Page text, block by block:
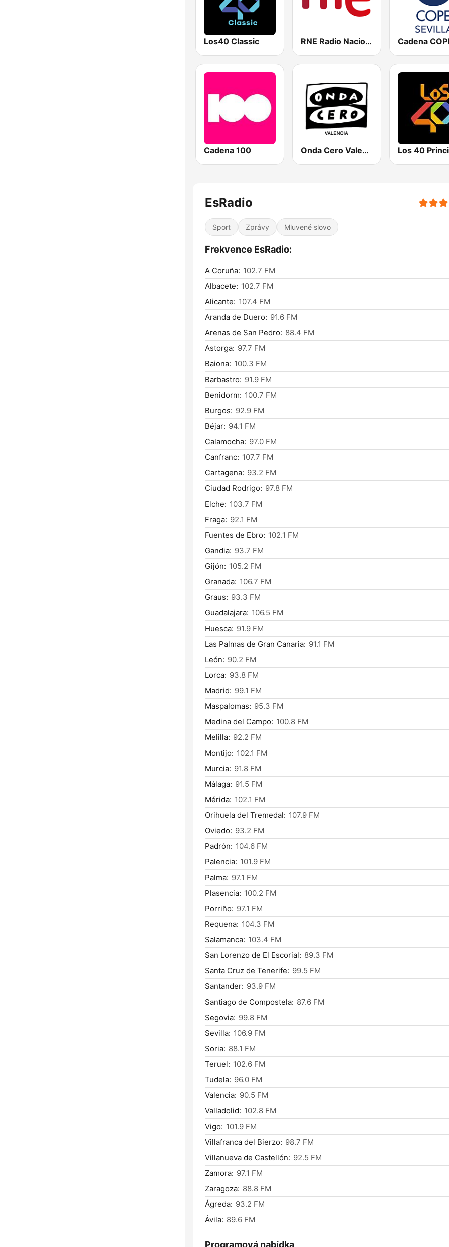
Los40 Classic RNE Radio Nacional
Cadena 100 Onda Cero Valencia
EsRadio
Sport Zprávy Mluvené slovo
Frekvence EsRadio:
A Coruña: 102.7 FM
Albacete: 102.7 FM
Alicante: 107.4 FM
Aranda de Duero: 91.6 FM
Arenas de San Pedro: 88.4 FM
Astorga: 97.7 FM
Baiona: 100.3 FM
Barbastro: 91.9 FM
Benidorm: 100.7 FM
Burgos: 92.9 FM
Béjar: 94.1 FM
Calamocha: 97.0 FM
Canfranc: 107.7 FM
Cartagena: 93.2 FM
Ciudad Rodrigo: 97.8 FM
Elche: 103.7 FM
Fraga: 92.1 FM
Fuentes de Ebro: 102.1 FM
Gandia: 93.7 FM
Gijón: 105.2 FM
Granada: 106.7 FM
Graus: 93.3 FM
Guadalajara: 106.5 FM
Huesca: 91.9 FM
Las Palmas de Gran Canaria: 91.1 FM
León: 90.2 FM
Lorca: 93.8 FM
Madrid: 99.1 FM
Maspalomas: 95.3 FM
Medina del Campo: 100.8 FM
Melilla: 92.2 FM
Montijo: 102.1 FM
Murcia: 91.8 FM
Málaga: 91.5 FM
Mérida: 102.1 FM
Orihuela del Tremedal: 107.9 FM
Oviedo: 93.2 FM
Padrón: 104.6 FM
Palencia: 101.9 FM
Palma: 97.1 FM
Plasencia: 100.2 FM
Porriño: 97.1 FM
Requena: 104.3 FM
Salamanca: 103.4 FM
San Lorenzo de El Escorial: 89.3 FM
Santa Cruz de Tenerife: 99.5 FM
Santander: 93.9 FM
Santiago de Compostela: 87.6 FM
Segovia: 99.8 FM
Sevilla: 106.9 FM
Soria: 88.1 FM
Teruel: 102.6 FM
Tudela: 96.0 FM
Valencia: 90.5 FM
Valladolid: 102.8 FM
Vigo: 101.9 FM
Villafranca del Bierzo: 98.7 FM
Villanueva de Castellón: 92.5 FM
Zamora: 97.1 FM
Zaragoza: 88.8 FM
Ágreda: 93.2 FM
Ávila: 89.6 FM